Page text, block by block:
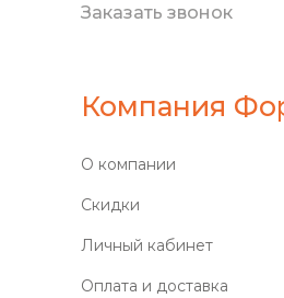
Заказать звонок
Компания
О компании
Скидки
Личный кабинет
Оплата и доставка